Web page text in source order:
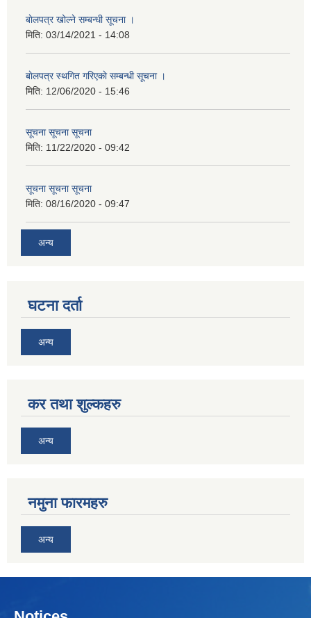
बाेलपत्र खोल्ने सम्बन्धी सूचना ।
मिति: 03/14/2021 - 14:08
बाेलपत्र स्थगित गरिएकाे सम्बन्धी सूचना ।
मिति: 12/06/2020 - 15:46
सूचना सूचना सूचना
मिति: 11/22/2020 - 09:42
सूचना सूचना सूचना
मिति: 08/16/2020 - 09:47
अन्य
घटना दर्ता
अन्य
कर तथा शुल्कहरु
अन्य
नमुना फारमहरु
अन्य